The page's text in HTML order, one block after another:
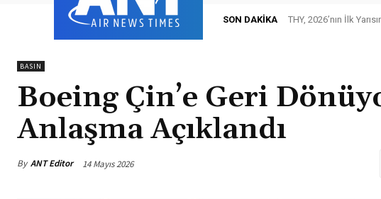
SON DAKIKA THY, 2026’nın İlk
IATA’dan Canlı
BASIN
Boeing Çin’e Geri
Anlaşma Açıklandı
By ANT Editor 14 Mayıs 2026